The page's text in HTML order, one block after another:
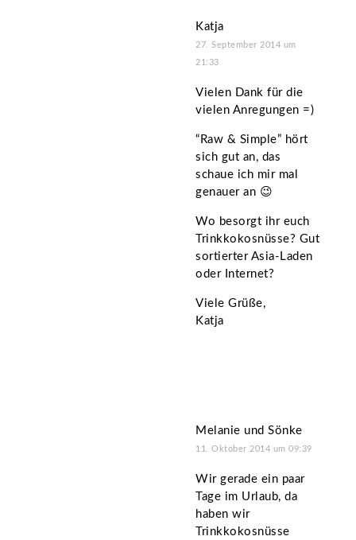
Katja
27. September 2014 um
21:33
Vielen Dank für die
vielen Anregungen =)
“Raw & Simple” hört
sich gut an, das
schaue ich mir mal
genauer an 😉
Wo besorgt ihr euch
Trinkkokosnüsse? Gut
sortierter Asia-Laden
oder Internet?
Viele Grüße,
Katja
Melanie und Sönke
11. Oktober 2014 um 09:39
Wir gerade ein paar
Tage im Urlaub, da
haben wir
Trinkkokosnüsse